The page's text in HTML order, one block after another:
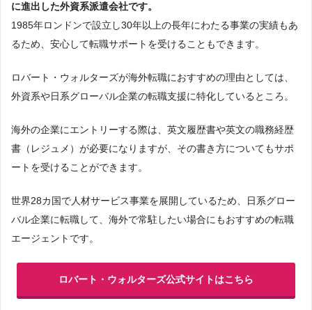
に進出した外資系派遣会社です。
1985年ロンドンで設立し30年以上の長年にわたる事業の実績もあ
るため、安心して転職サポートを受けることもできます。
ロバート・ウォルターズが海外転職におすすめの理由としては、
外資系や日系グローバル企業の転職支援に特化しているところ。
海外の企業にエントリーする際は、英文履歴書や英文の職務経歴
書（レジュメ）が必要になりますが、その書き方についてもサポ
ートを受けることができます。
世界28カ国で人材サービス事業を展開しているため、日系グロー
バル企業に転職して、海外で常駐したい場合にもおすすめの転職
エージェントです。
ロバート・ウォルターズ公式サイトはこちら